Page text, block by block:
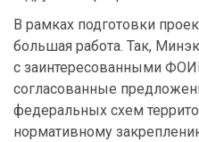
В рамках подготовки
большая работа. Так,
с заинтересованными
согласованные
федеральных схем
нормативному